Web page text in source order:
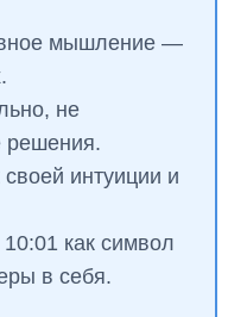
мышление —
не
решения.
интуиции и
как символ
в себя.